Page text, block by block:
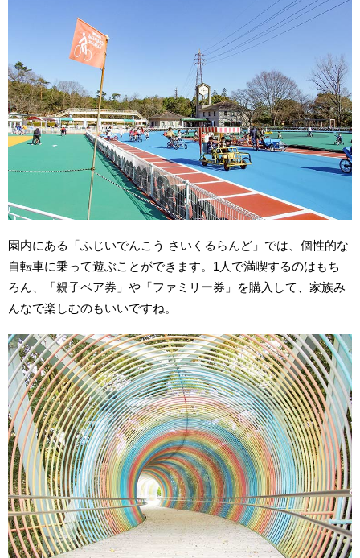
園内にある「ふじいでんこう さいくるらんど」では、個性的な
自転車に乗って遊ぶことができます。1人で満喫するのはもち
ろん、「親子ペア券」や「ファミリー券」を購入して、家族み
んなで楽しむのもいいですね。